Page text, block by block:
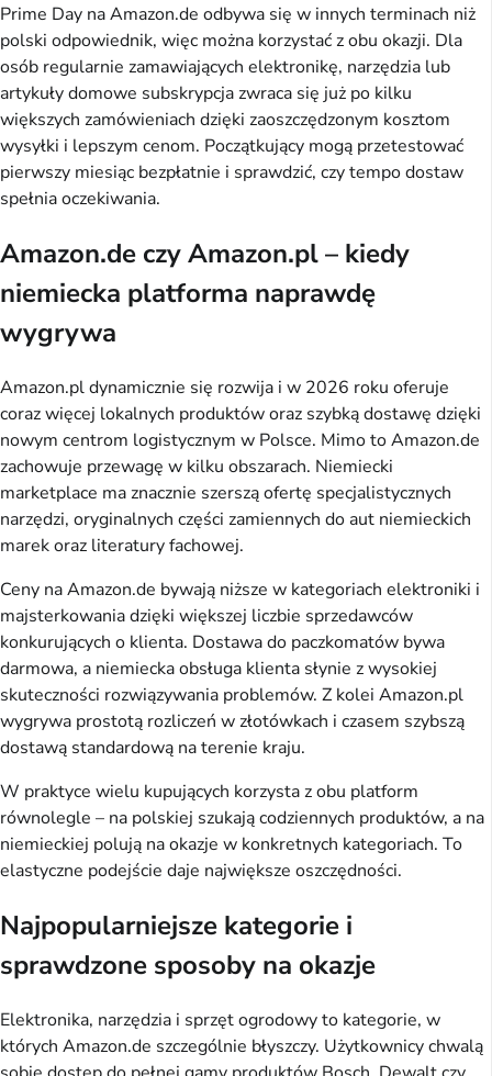
Prime Day na Amazon.de odbywa się w innych terminach niż
polski odpowiednik, więc można korzystać z obu okazji. Dla
osób regularnie zamawiających elektronikę, narzędzia lub
artykuły domowe subskrypcja zwraca się już po kilku
większych zamówieniach dzięki zaoszczędzonym kosztom
wysyłki i lepszym cenom. Początkujący mogą przetestować
pierwszy miesiąc bezpłatnie i sprawdzić, czy tempo dostaw
spełnia oczekiwania.
Amazon.de czy Amazon.pl – kiedy
niemiecka platforma naprawdę
wygrywa
Amazon.pl dynamicznie się rozwija i w 2026 roku oferuje
coraz więcej lokalnych produktów oraz szybką dostawę dzięki
nowym centrom logistycznym w Polsce. Mimo to Amazon.de
zachowuje przewagę w kilku obszarach. Niemiecki
marketplace ma znacznie szerszą ofertę specjalistycznych
narzędzi, oryginalnych części zamiennych do aut niemieckich
marek oraz literatury fachowej.
Ceny na Amazon.de bywają niższe w kategoriach elektroniki i
majsterkowania dzięki większej liczbie sprzedawców
konkurujących o klienta. Dostawa do paczkomatów bywa
darmowa, a niemiecka obsługa klienta słynie z wysokiej
skuteczności rozwiązywania problemów. Z kolei Amazon.pl
wygrywa prostotą rozliczeń w złotówkach i czasem szybszą
dostawą standardową na terenie kraju.
W praktyce wielu kupujących korzysta z obu platform
równolegle – na polskiej szukają codziennych produktów, a na
niemieckiej polują na okazje w konkretnych kategoriach. To
elastyczne podejście daje największe oszczędności.
Najpopularniejsze kategorie i
sprawdzone sposoby na okazje
Elektronika, narzędzia i sprzęt ogrodowy to kategorie, w
których Amazon.de szczególnie błyszczy. Użytkownicy chwalą